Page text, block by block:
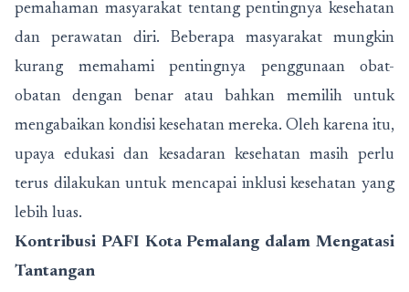
pemahaman masyarakat tentang pentingnya kesehatan
dan perawatan diri. Beberapa masyarakat mungkin
kurang memahami pentingnya penggunaan obat-
obatan dengan benar atau bahkan memilih untuk
mengabaikan kondisi kesehatan mereka. Oleh karena itu,
upaya edukasi dan kesadaran kesehatan masih perlu
terus dilakukan untuk mencapai inklusi kesehatan yang
lebih luas.
Kontribusi PAFI Kota Pemalang dalam Mengatasi
Tantangan